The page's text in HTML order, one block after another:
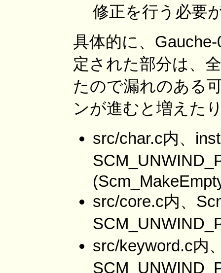
修正を行う必要
具体的に、
定された部分は、
たので漏れのある
ンが進むと増えた
src/char.c内、
src/core.c内、
src/keyword.c内